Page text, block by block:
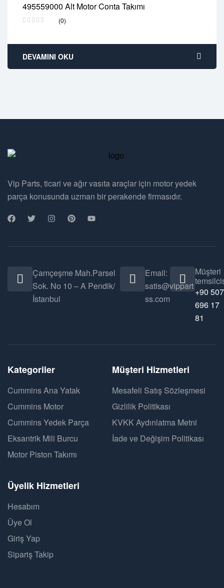
495559000 Alt Motor Conta Takımı
(0)
2 years warranty
Delivery time: 1-2 business days
DEVAMINI OKU
Vip Parts, ticari ve ağır vasıta araçlar için motor yedek
parça konusunda uzman bir perakende firmasıdır.
Çamçeşme Mah.Parsel
Sok. No 10 – A Pendik/
İstanbul
Email:
satis@vippart
ss.com
Müşteri
+90 507
696 17
81
Kategoriler
Cummins Ana Yatak
Cummins Motor
Cummins Yedek Parça
Eksantrik Mili Burcu
Motor Piston Takımı
Müşteri Hizmetleri
Mesafeli Satış Sözleşmesi
Gizlilik Politikası
KVKK Aydınlatma Metni
İade ve Değişim Politikası
Üyelik Hizmetleri
Hesabım
Üye Ol
Giriş Yap
Sipariş Takip